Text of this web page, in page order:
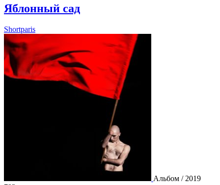
Яблонный сад
Shortparis
Альбом / 2019